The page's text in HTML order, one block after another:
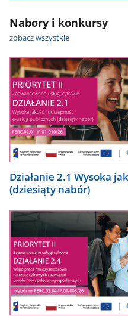
Nabory i konkursy
zobacz wszystkie
Działanie 2.1 Wysoka
(dziesiąty nabór)